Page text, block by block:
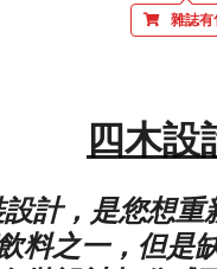
雜誌有
四木設
計，是您想重
料之一，但是